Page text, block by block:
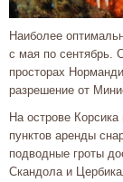
Наиболее
с мая по сентябрь.
просторах
разрешение от
На острове
пунктов аренды
подводные гроты
Скандола и